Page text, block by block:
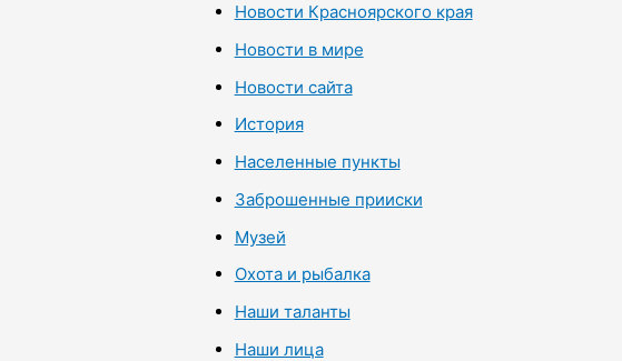
Новости Красноярского края
Новости в мире
Новости сайта
История
Населенные пункты
Заброшенные прииски
Музей
Охота и рыбалка
Наши таланты
Наши лица